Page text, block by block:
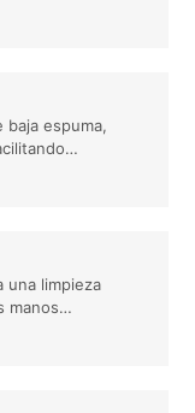
espuma,
una limpieza
manos…